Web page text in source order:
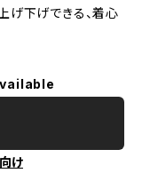
げ下げできる、着心
け